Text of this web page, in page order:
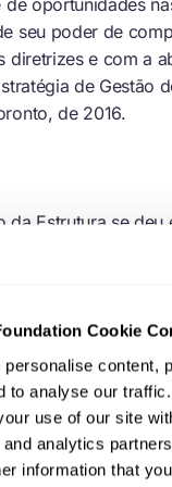
Cookie
content,
to analyse our
use of our site
analytics
information that
seu poder de
diretrizes e com a
de Gestão
de 2016.
da Estrutura se deu
as
em compras-
e eventos para
finais